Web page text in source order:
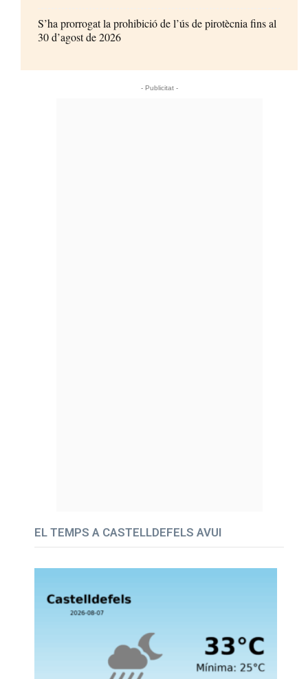
S’ha prorrogat la prohibició de l’ús de pirotècnia fins al
30 d’agost de 2026
- Publicitat -
EL TEMPS A CASTELLDEFELS AVUI